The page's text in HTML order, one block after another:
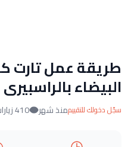
طريقة عمل تارت
البيضاء بالراسبيرى
سجّل دخولك للتقييممنذ شهر 410 زيارات